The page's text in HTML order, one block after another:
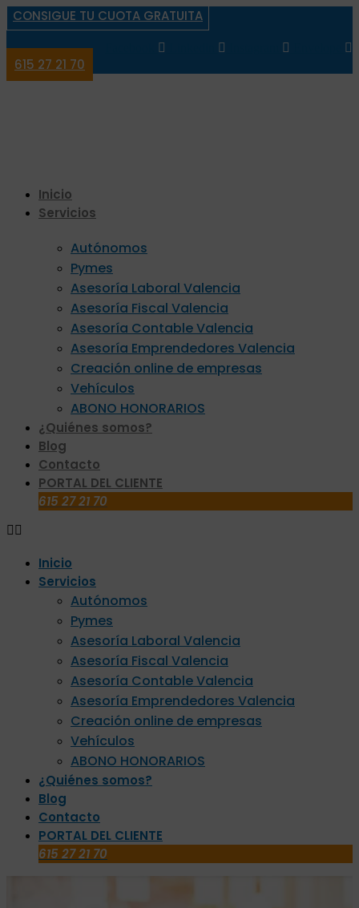
CONSIGUE TU CUOTA GRATUITA
615 27 21 70
Inicio
Servicios
Autónomos
Pymes
Asesoría Laboral Valencia
Asesoría Fiscal Valencia
Asesoría Contable Valencia
Asesoría Emprendedores Valencia
Creación online de empresas
Vehículos
ABONO HONORARIOS
¿Quiénes somos?
Blog
Contacto
PORTAL DEL CLIENTE
615 27 21 70
Inicio
Servicios
Autónomos
Pymes
Asesoría Laboral Valencia
Asesoría Fiscal Valencia
Asesoría Contable Valencia
Asesoría Emprendedores Valencia
Creación online de empresas
Vehículos
ABONO HONORARIOS
¿Quiénes somos?
Blog
Contacto
PORTAL DEL CLIENTE
615 27 21 70